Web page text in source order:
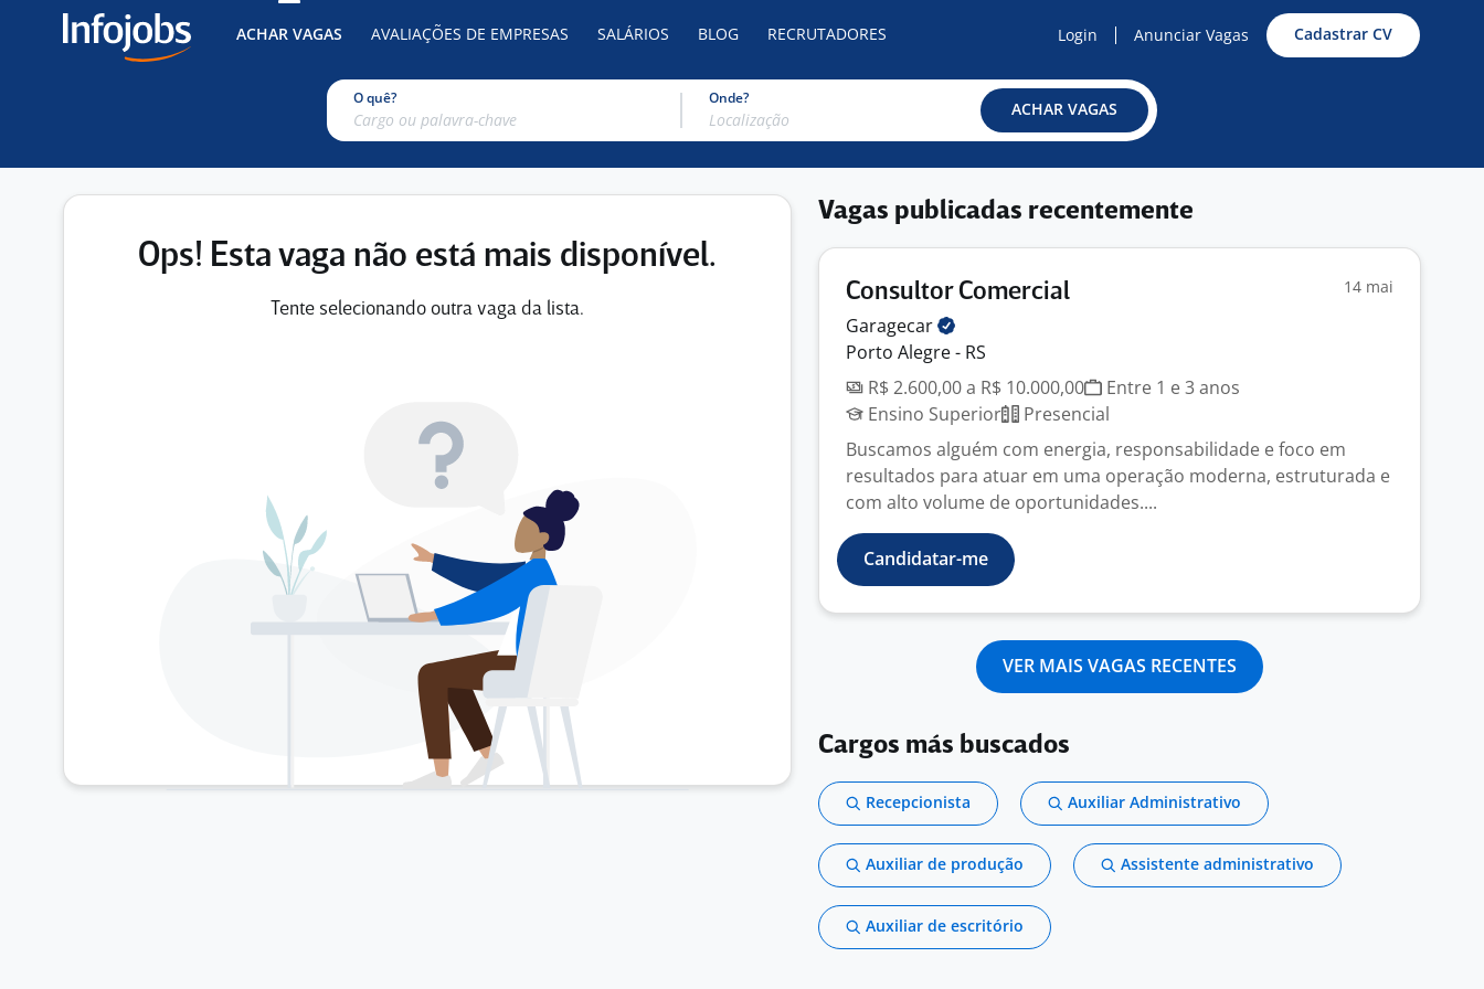
ACHAR VAGAS AVALIAÇÕES DE EMPRESAS SALÁRIOS BLOG RECRUTADORES Login Anunciar Vagas Cadastrar CV
O quê? Onde?
ACHAR VAGAS
Ops! Esta vaga não está mais disponível.
Tente selecionando outra vaga da lista.
Vagas publicadas recentemente
Consultor Comercial 14 mai
Garagecar
Porto Alegre - RS
R$ 2.600,00 a R$ 10.000,00
Entre 1 e 3 anos
Ensino Superior
Presencial
Buscamos alguém com energia, responsabilidade e foco em
resultados para atuar em uma operação moderna, estruturada e
com alto volume de oportunidades....
Candidatar-me
VER MAIS VAGAS RECENTES
Cargos más buscados
Recepcionista Auxiliar Administrativo
Auxiliar de produção Assistente administrativo
Auxiliar de escritório